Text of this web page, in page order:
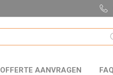
OFFERTE AANVRAGEN FAQ